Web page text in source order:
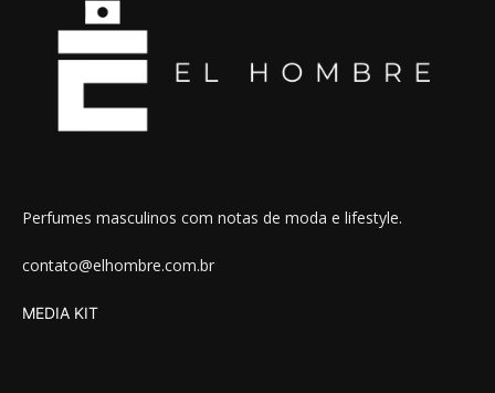
Perfumes masculinos com notas de moda e lifestyle.
contato@elhombre.com.br
MEDIA KIT